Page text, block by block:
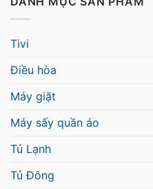
Tivi
Điều hòa
Máy giặt
Máy sấy quần áo
Tủ Lạnh
Tủ Đông